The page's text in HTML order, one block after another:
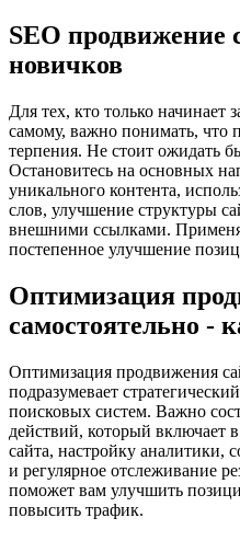
SEO продвижение
новичков
Для тех, кто только начинает
самому, важно понимать, что
терпения. Не стоит ожидать
Остановитесь на основных
уникального контента,
слов, улучшение структуры
внешними ссылками.
постепенное улучшение
Оптимизация
самостоятельно -
Оптимизация продвижения
подразумевает
поисковых систем. Важно
действий, который включает
сайта, настройку аналитики,
и регулярное отслеживание
поможет вам улучшить
повысить трафик.